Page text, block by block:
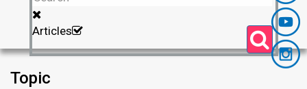
Articles
Topic